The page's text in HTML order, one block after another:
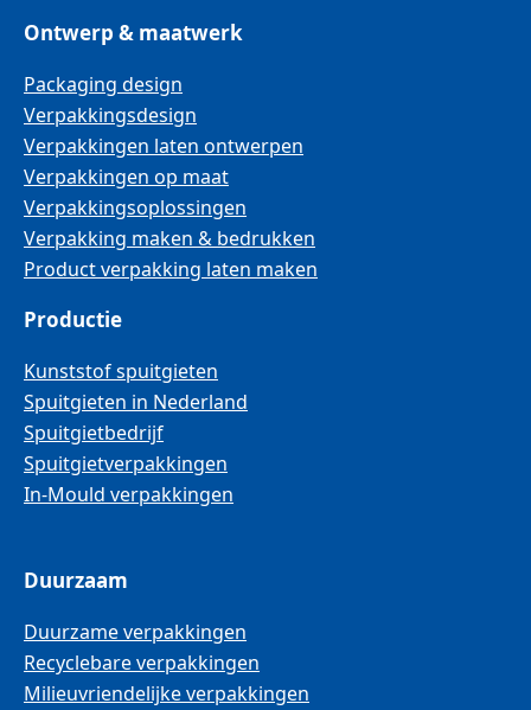
Ontwerp & maatwerk
Packaging design
Verpakkingsdesign
Verpakkingen laten ontwerpen
Verpakkingen op maat
Verpakkingsoplossingen
Verpakking maken & bedrukken
Product verpakking laten maken
Productie
Kunststof spuitgieten
Spuitgieten in Nederland
Spuitgietbedrijf
Spuitgietverpakkingen
In-Mould verpakkingen
Duurzaam
Duurzame verpakkingen
Recyclebare verpakkingen
Milieuvriendelijke verpakkingen